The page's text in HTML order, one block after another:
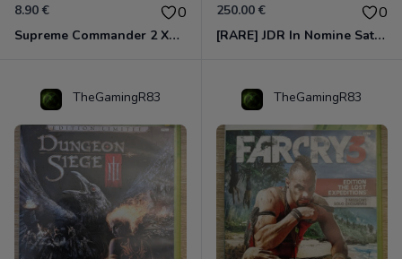
8.90 € 0
Supreme Commander 2 Xbox 360
250.00 € 0
[RARE] JDR In Nomine Satanis / Magna Veritas – 1ère Édition BOÎTE (DOS BLANC, 1989) - CROC / Siroz
TheGamingR83 TheGamingR83